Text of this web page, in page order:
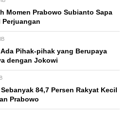
Momen Prabowo Subianto Sapa
Perjuangan
Pihak-pihak yang Berupaya
dengan Jokowi
84,7 Persen Rakyat Kecil
Prabowo